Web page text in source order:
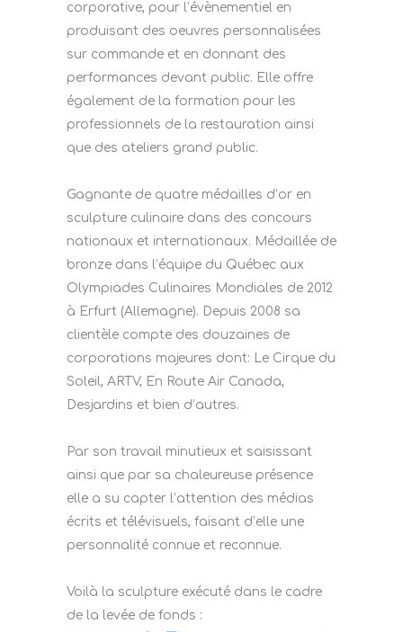
corporative, pour l’évènementiel en
produisant des oeuvres personnalisées
sur commande et en donnant des
performances devant public. Elle offre
également de la formation pour les
professionnels de la restauration ainsi
que des ateliers grand public.
Gagnante de quatre médailles d’or en
sculpture culinaire dans des concours
nationaux et internationaux. Médaillée de
bronze dans l’équipe du Québec aux
Olympiades Culinaires Mondiales de 2012
à Erfurt (Allemagne). Depuis 2008 sa
clientèle compte des douzaines de
corporations majeures dont: Le Cirque du
Soleil, ARTV, En Route Air Canada,
Desjardins et bien d’autres.
Par son travail minutieux et saisissant
ainsi que par sa chaleureuse présence
elle a su capter l’attention des médias
écrits et télévisuels, faisant d’elle une
personnalité connue et reconnue.
Voilà la sculpture exécuté dans le cadre
de la levée de fonds :